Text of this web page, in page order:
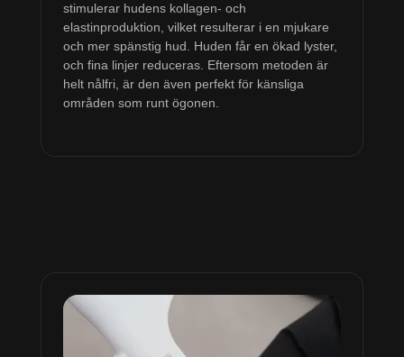
stimulerar hudens kollagen- och
elastinproduktion, vilket resulterar i en mjukare
och mer spänstig hud. Huden får en ökad lyster,
och fina linjer reduceras. Eftersom metoden är
helt nålfri, är den även perfekt för känsliga
områden som runt ögonen.